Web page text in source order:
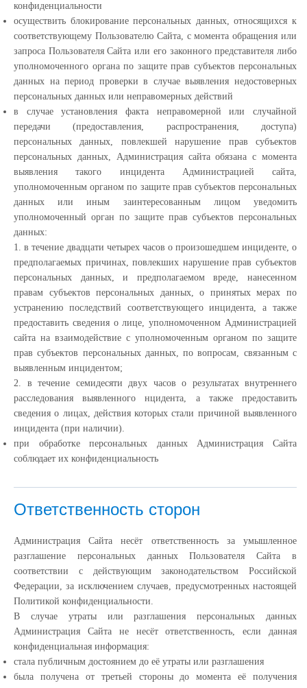
конфиденциальности
осуществить блокирование персональных данных, относящихся к
соответствующему Пользователю Сайта, с момента обращения или
запроса Пользователя Сайта или его законного представителя либо
уполномоченного органа по защите прав субъектов персональных
данных на период проверки в случае выявления недостоверных
персональных данных или неправомерных действий
в случае установления факта неправомерной или случайной
передачи (предоставления, распространения, доступа)
персональных данных, повлекшей нарушение прав субъектов
персональных данных, Администрация сайта обязана с момента
выявления такого инцидента Администрацией сайта,
уполномоченным органом по защите прав субъектов персональных
данных или иным заинтересованным лицом уведомить
уполномоченный орган по защите прав субъектов персональных
данных:
1. в течение двадцати четырех часов о произошедшем инциденте, о
предполагаемых причинах, повлекших нарушение прав субъектов
персональных данных, и предполагаемом вреде, нанесенном
правам субъектов персональных данных, о принятых мерах по
устранению последствий соответствующего инцидента, а также
предоставить сведения о лице, уполномоченном Администрацией
сайта на взаимодействие с уполномоченным органом по защите
прав субъектов персональных данных, по вопросам, связанным с
выявленным инцидентом;
2. в течение семидесяти двух часов о результатах внутреннего
расследования выявленного нцидента, а также предоставить
сведения о лицах, действия которых стали причиной выявленного
инцидента (при наличии).
при обработке персональных данных Администрация Сайта
соблюдает их конфиденциальность
Ответственность сторон
Администрация Сайта несёт ответственность за умышленное
разглашение персональных данных Пользователя Сайта в
соответствии с действующим законодательством Российской
Федерации, за исключением случаев, предусмотренных настоящей
Политикой конфиденциальности.
В случае утраты или разглашения персональных данных
Администрация Сайта не несёт ответственность, если данная
конфиденциальная информация:
cтала публичным достоянием до её утраты или разглашения
была получена от третьей стороны до момента её получения